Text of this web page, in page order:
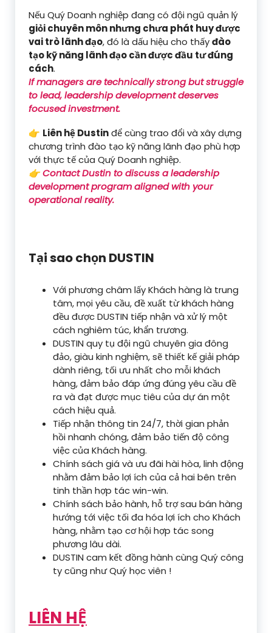
Nếu Quý Doanh nghiệp đang có đội ngũ quản lý
giỏi chuyên môn nhưng chưa phát huy được
vai trò lãnh đạo, đó là dấu hiệu cho thấyđào
tạo kỹ năng lãnh đạo cần được đầu tư đúng
cách.
If managers are technically strong but struggle
to lead, leadership development deserves
focused investment.
👉 Liên hệ Dustinđể cùng trao đổi và xây dựng
chương trình đào tạo kỹ năng lãnh đạo phù hợp
với thực tế của Quý Doanh nghiệp.
👉 Contact Dustin to discuss a leadership
development program aligned with your
operational reality.
Tại sao chọn DUSTIN
Với phương châm lấy Khách hàng là trung
tâm, mọi yêu cầu, đề xuất từ khách hàng
đều được DUSTIN tiếp nhận và xử lý một
cách nghiêm túc, khẩn trương.
DUSTIN quy tụ đội ngũ chuyên gia đông
đảo, giàu kinh nghiệm, sẽ thiết kế giải pháp
dành riêng, tối ưu nhất cho mỗi khách
hàng, đảm bảo đáp ứng đúng yêu cầu đề
ra và đạt được mục tiêu của dự án một
cách hiệu quả.
Tiếp nhận thông tin 24/7, thời gian phản
hồi nhanh chóng, đảm bảo tiến độ công
việc của Khách hàng.
Chính sách giá và ưu đãi hài hòa, linh động
nhằm đảm bảo lợi ích của cả hai bên trên
tinh thần hợp tác win-win.
Chính sách bảo hành, hỗ trợ sau bán hàng
hướng tới việc tối đa hóa lợi ích cho Khách
hàng, nhằm tạo cơ hội hợp tác song
phương lâu dài.
DUSTIN cam kết đồng hành cùng Quý công
ty cũng như Quý học viên !
LIÊN HỆ